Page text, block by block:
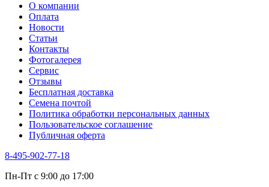
Тмин
Трава для чая
Туласи
Укроп
Фенхель пряный
Хризантема овощная
Цикорий пряный
Цикорий салатный (Витлуф)
Черемша
Шпинат
Щавель
Эндивий
Эстрагон
Алтей
Анис
Бессмертник
О компании
Оплата
Новости
Статьи
Контакты
Фотогалерея​
Сервис
Отзывы
Бесплатная доставка
Семена почтой
Политика обработки персональных данных
Пользовательское соглашение
Публичная оферта
8-495-902-77-18
Пн-Пт с 9:00 до 17:00